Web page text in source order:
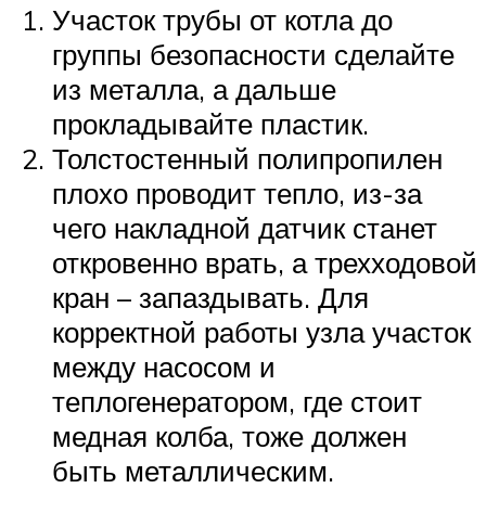
Участок трубы от котла до
группы безопасности сделайте
из металла, а дальше
прокладывайте пластик.
Толстостенный полипропилен
плохо проводит тепло, из-за
чего накладной датчик станет
откровенно врать, а трехходовой
кран – запаздывать. Для
корректной работы узла участок
между насосом и
теплогенератором, где стоит
медная колба, тоже должен
быть металлическим.